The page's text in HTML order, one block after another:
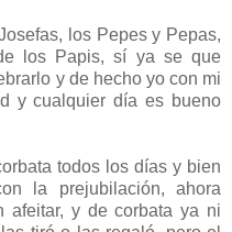
los Pepes y Pepas,
los Papis, sí ya se que
y de hecho yo con mi
y cualquier día es bueno
todos los días y bien
la prejubilación, ahora
afeitar, y de corbata ya ni